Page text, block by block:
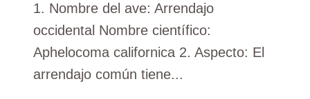
1. Nombre del ave: Arrendajo
occidental Nombre científico:
Aphelocoma californica 2. Aspecto: El
arrendajo común tiene...